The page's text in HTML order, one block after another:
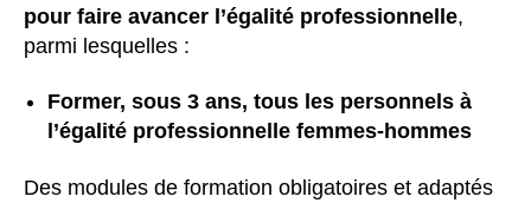
pour faire avancer l’égalité professionnelle,
parmi lesquelles :
Former, sous 3 ans, tous les personnels à
l’égalité professionnelle femmes-hommes
Des modules de formation obligatoires et adaptés